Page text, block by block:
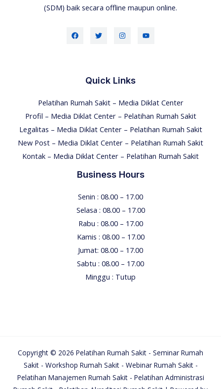
(SDM) baik secara offline maupun online.
Quick Links
Pelatihan Rumah Sakit – Media Diklat Center
Profil – Media Diklat Center – Pelatihan Rumah Sakit
Legalitas – Media Diklat Center – Pelatihan Rumah Sakit
New Post – Media Diklat Center – Pelatihan Rumah Sakit
Kontak – Media Diklat Center – Pelatihan Rumah Sakit
Business Hours
Senin : 08.00 – 17.00
Selasa : 08.00 – 17.00
Rabu : 08.00 – 17.00
Kamis : 08.00 – 17.00
Jumat: 08.00 – 17.00
Sabtu : 08.00 – 17.00
Minggu : Tutup
Copyright © 2026 Pelatihan Rumah Sakit - Seminar Rumah
Sakit - Workshop Rumah Sakit - Webinar Rumah Sakit -
Pelatihan Manajemen Rumah Sakit - Pelatihan Administrasi